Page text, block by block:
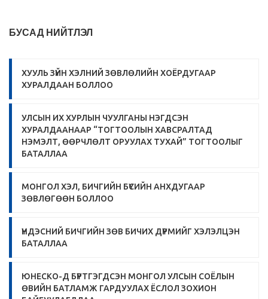
БУСАД НИЙТЛЭЛ
ХУУЛЬ ЗҮЙН ХЭЛНИЙ ЗӨВЛӨЛИЙН ХОЁРДУГААР
ХУРАЛДААН БОЛЛОО
УЛСЫН ИХ ХУРЛЫН ЧУУЛГАНЫ НЭГДСЭН
ХУРАЛДААНААР “ТОГТООЛЫН ХАВСРАЛТАД
НЭМЭЛТ, ӨӨРЧЛӨЛТ ОРУУЛАХ ТУХАЙ” ТОГТООЛЫГ
БАТАЛЛАА
МОНГОЛ ХЭЛ, БИЧГИЙН БҮСИЙН АНХДУГААР
ЗӨВЛӨГӨӨН БОЛЛОО
ҮНДЭСНИЙ БИЧГИЙН ЗӨВ БИЧИХ ДҮРМИЙГ ХЭЛЭЛЦЭН
БАТАЛЛАА
ЮНЕСКО-Д БҮРТГЭГДСЭН МОНГОЛ УЛСЫН СОЁЛЫН
ӨВИЙН БАТЛАМЖ ГАРДУУЛАХ ЁСЛОЛ ЗОХИОН